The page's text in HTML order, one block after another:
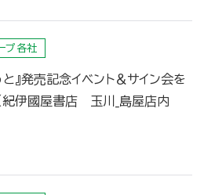
プ各社
』発売記念イベント＆サイン会を
紀伊國屋書店 玉川_島屋店内